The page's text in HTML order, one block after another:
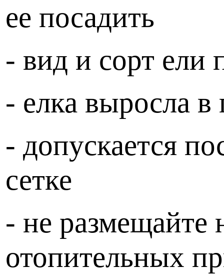
ее посадить
- вид и сорт ели
- елка выросла
- допускается
сетке
- не размещайте
отопительных